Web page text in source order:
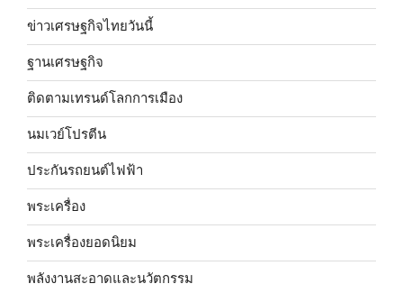
ข่าวเศรษฐกิจไทยวันนี้
ฐานเศรษฐกิจ
ติดตามเทรนด์โลกการเมือง
นมเวย์โปรตีน
ประกันรถยนต์ไฟฟ้า
พระเครื่อง
พระเครื่องยอดนิยม
พลังงานสะอาดและนวัตกรรม